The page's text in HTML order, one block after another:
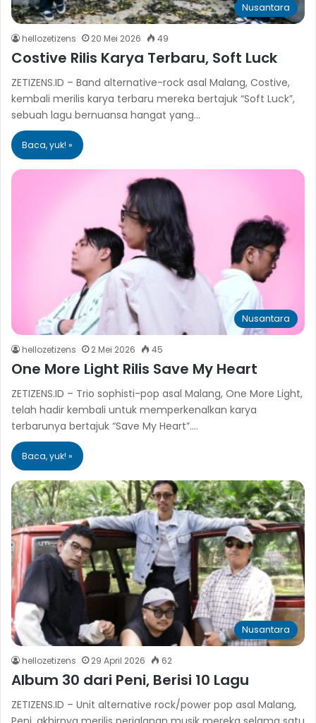
Nusantara
hellozetizens 20 Mei 2026 49
Costive Rilis Karya Terbaru, Soft Luck
ZETIZENS.ID – Band alternative-rock asal Malang, Costive,
kembali merilis karya terbaru mereka bertajuk “Soft Luck”,
sebuah lagu bernuansa hangat yang…
Baca, yuk! »
Nusantara
hellozetizens 2 Mei 2026 45
One More Light Rilis Save My Heart
ZETIZENS.ID – Trio sophisti-pop asal Malang, One More Light,
telah hadir kembali untuk memperkenalkan karya
terbarunya bertajuk “Save My Heart”.…
Baca, yuk! »
Nusantara
hellozetizens 29 April 2026 62
Album 30 dari Peni, Berisi 10 Lagu
ZETIZENS.ID – Unit alternative rock/power pop asal Malang,